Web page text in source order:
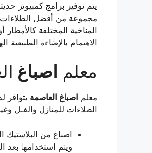
يتم توفير برامج كمبيوتر
مجموعة من أفضل الطلاءات
المناخية المختلفة
الاهتمام بالإضاءة الطبيعية
معلم اصباغ
معلم اصباغ العاصمة يتوافر
الطلاءات للمنازل والفلل
اصباغ من البلاستيك
ويتم استخدامها بعد